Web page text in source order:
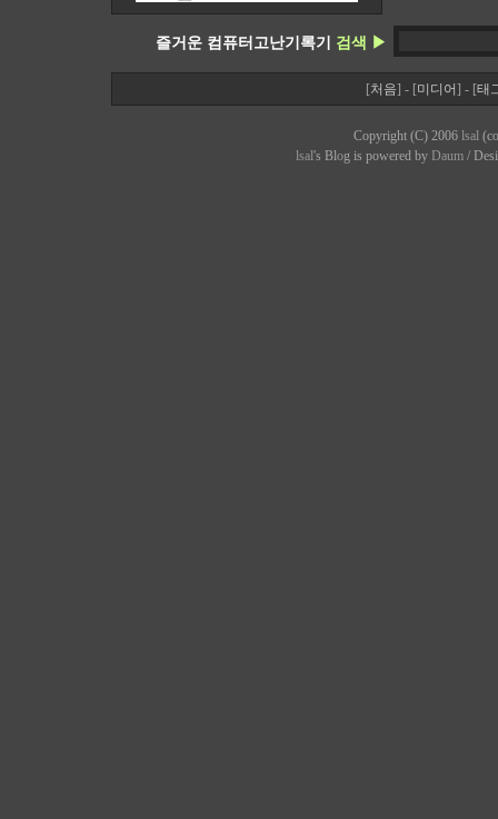
즐거운 컴퓨터고난기록기 검색 ▶
[처음] - [미디어] - [태
Copyright (C) 2006 lsal
lsal's Blog is powered by Daum/